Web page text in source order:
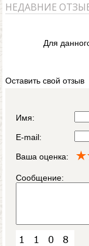
НЕДАВНИЕ
Для
Оставить свой отзыв
Имя:
E-mail:
Ваша оценка:
Сообщение: